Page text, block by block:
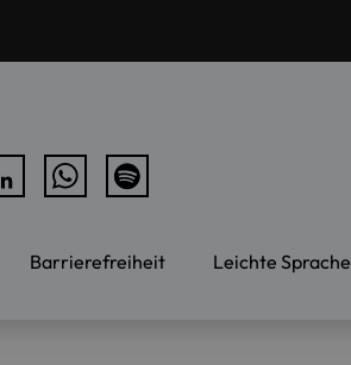
Barrierefreiheit Leichte Sprache